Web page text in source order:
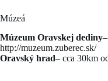
Múzeá
Múzeum Oravskej dediny
http://muzeum.zuberec.sk/
Oravský hrad– cca 30km